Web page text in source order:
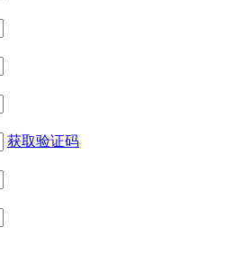
获取验证码